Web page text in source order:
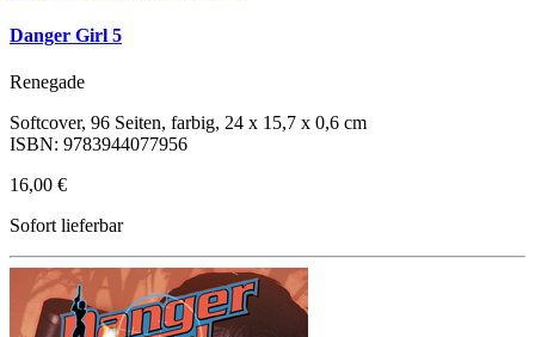
Danger Girl 5
Renegade
Softcover, 96 Seiten, farbig, 24 x 15,7 x 0,6 cm
ISBN: 9783944077956
16,00 €
Sofort lieferbar